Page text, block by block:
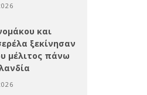
και
ξεκίνησαν
μέλιτος πάνω